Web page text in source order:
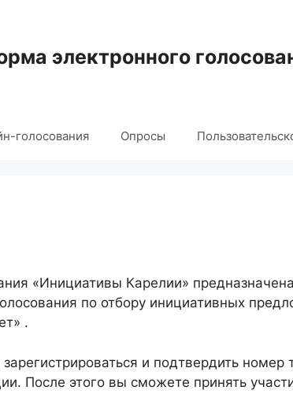
электронного
голосования Опросы
«Инициативы Карелии»
по отбору инициативных
.
и подтвердить номер
После этого вы сможете принять